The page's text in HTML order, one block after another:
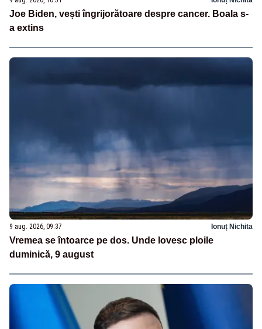
Joe Biden, vești îngrijorătoare despre cancer. Boala s-
a extins
9 aug. 2026, 09:37 Ionuț Nichita
Vremea se întoarce pe dos. Unde lovesc ploile
duminică, 9 august